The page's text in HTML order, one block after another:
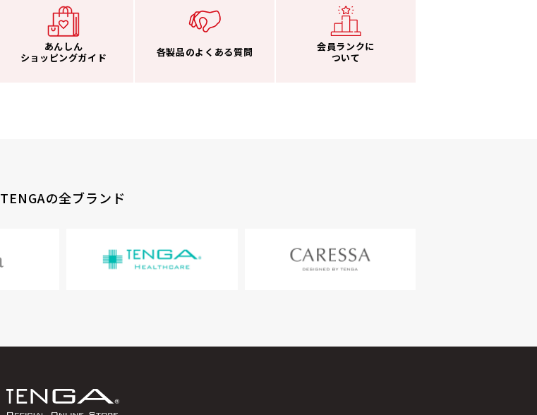
あんしん
ショッピングガイド
各製品のよくある質問
会員ランクに
ついて
TENGAの全ブランド